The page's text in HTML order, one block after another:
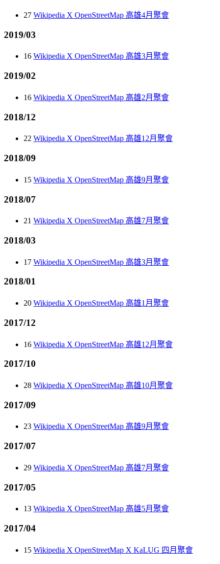
27 Wikipedia X OpenStreetMap 高雄4月聚會
2019/03
16 Wikipedia X OpenStreetMap 高雄3月聚會
2019/02
16 Wikipedia X OpenStreetMap 高雄2月聚會
2018/12
22 Wikipedia X OpenStreetMap 高雄12月聚會
2018/09
15 Wikipedia X OpenStreetMap 高雄9月聚會
2018/07
21 Wikipedia X OpenStreetMap 高雄7月聚會
2018/03
17 Wikipedia X OpenStreetMap 高雄3月聚會
2018/01
20 Wikipedia X OpenStreetMap 高雄1月聚會
2017/12
16 Wikipedia X OpenStreetMap 高雄12月聚會
2017/10
28 Wikipedia X OpenStreetMap 高雄10月聚會
2017/09
23 Wikipedia X OpenStreetMap 高雄9月聚會
2017/07
29 Wikipedia X OpenStreetMap 高雄7月聚會
2017/05
13 Wikipedia X OpenStreetMap 高雄5月聚會
2017/04
15 Wikipedia X OpenStreetMap X KaLUG 四月聚會